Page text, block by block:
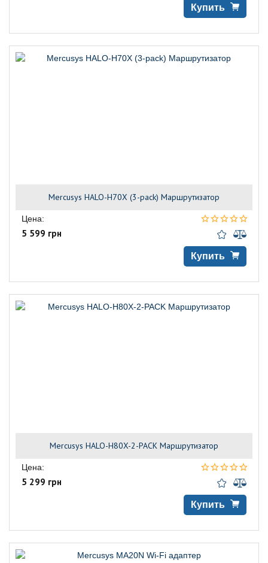
Купить
Mercusys HALO-H70X (3-pack) Маршрутизатор
Цена:
5 599 грн
Купить
Mercusys HALO-H80X-2-PACK Маршрутизатор
Цена:
5 299 грн
Купить